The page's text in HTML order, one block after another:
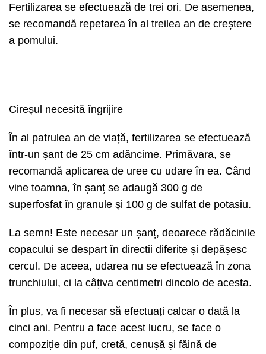
Fertilizarea se efectuează de trei ori. De asemenea,
se recomandă repetarea în al treilea an de creștere
a pomului.
Cireșul necesită îngrijire
În al patrulea an de viață, fertilizarea se efectuează
într-un șanț de 25 cm adâncime. Primăvara, se
recomandă aplicarea de uree cu udare în ea. Când
vine toamna, în șanț se adaugă 300 g de
superfosfat în granule și 100 g de sulfat de potasiu.
La semn! Este necesar un șanț, deoarece rădăcinile
copacului se despart în direcții diferite și depășesc
cercul. De aceea, udarea nu se efectuează în zona
trunchiului, ci la câțiva centimetri dincolo de acesta.
În plus, va fi necesar să efectuați calcar o dată la
cinci ani. Pentru a face acest lucru, se face o
compoziție din puf, cretă, cenușă și făină de